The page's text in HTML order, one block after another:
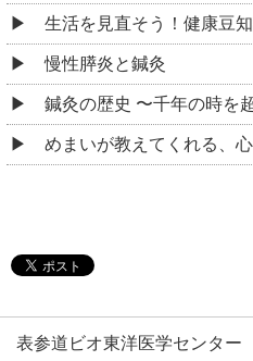
生活を見直そう！健康豆
慢性膵炎と鍼灸
鍼灸の歴史 〜千年の時を
めまいが教えてくれる、
表参道ビオ東洋医学センター